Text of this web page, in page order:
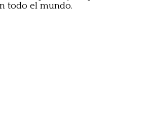
todo el mundo.